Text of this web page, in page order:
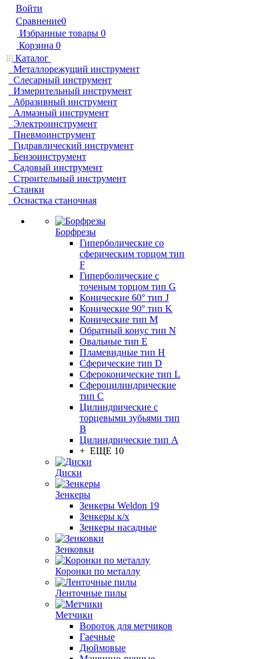
Войти
Сравнение0
Избранные товары 0
Корзина 0
Каталог
Металлорежущий инструмент
Слесарный инструмент
Измерительный инструмент
Абразивный инструмент
Алмазный инструмент
Электроинструмент
Пневмоинструмент
Гидравлический инструмент
Бензоинструмент
Садовый инструмент
Строительный инструмент
Станки
Оснастка станочная
Борфрезы
Гиперболические cо
сферическим торцом тип
F
Гиперболические с
точеным торцом тип G
Конические 60° тип J
Конические 90° тип K
Конические тип M
Обратный конус тип N
Овальные тип E
Пламевидные тип H
Сферические тип D
Сфероконические тип L
Сфероцилиндрические
тип C
Цилиндрические с
торцевыми зубьями тип
B
Цилиндрические тип А
+ ЕЩЕ 10
Диски
Зенкеры
Зенкеры Weldon 19
Зенкеры к/х
Зенкеры насадные
Зенковки
Коронки по металлу
Ленточные пилы
Метчики
Вороток для метчиков
Гаечные
Дюймовые